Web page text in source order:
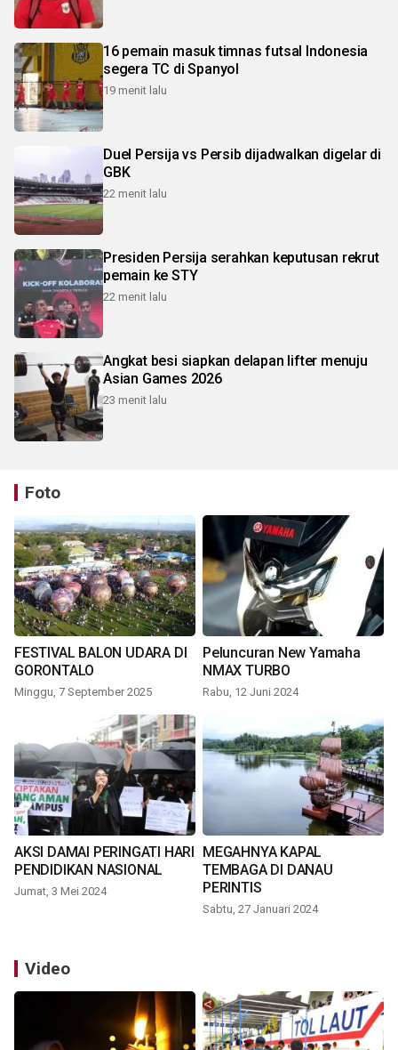
16 pemain masuk timnas futsal Indonesia
segera TC di Spanyol
19 menit lalu
Duel Persija vs Persib dijadwalkan digelar di
GBK
22 menit lalu
Presiden Persija serahkan keputusan rekrut
pemain ke STY
22 menit lalu
Angkat besi siapkan delapan lifter menuju
Asian Games 2026
23 menit lalu
Foto
FESTIVAL BALON UDARA DI
GORONTALO
Minggu, 7 September 2025
Peluncuran New Yamaha
NMAX TURBO
Rabu, 12 Juni 2024
AKSI DAMAI PERINGATI HARI
PENDIDIKAN NASIONAL
Jumat, 3 Mei 2024
MEGAHNYA KAPAL
TEMBAGA DI DANAU
PERINTIS
Sabtu, 27 Januari 2024
Video